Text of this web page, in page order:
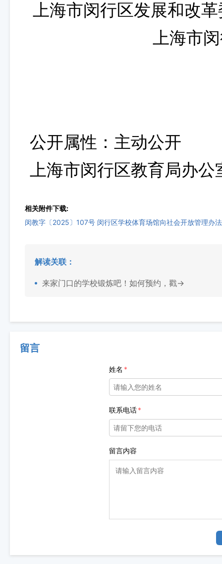
上海市闵行区发展和改
上海市
公开属性：主动公开
上海市闵行区教育局办公
相关附件下载:
闵教字〔2025〕107号 闵行区学校体育场馆向社会开放管理办
解读关联：
来家门口的学校锻炼吧！如何预约，戳→
留言
姓名
联系电话
留言内容